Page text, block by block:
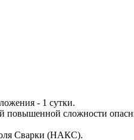
- 1 сутки.
повышенной сложности
Сварки (НАКС).